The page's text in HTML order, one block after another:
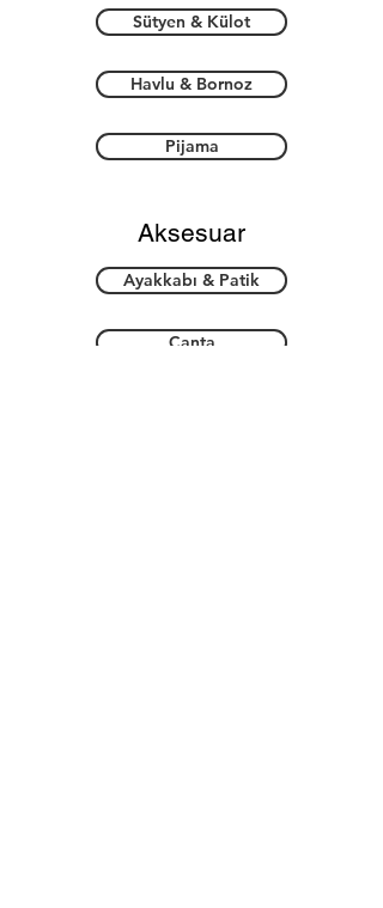
Sütyen & Külot
Havlu & Bornoz
Pijama
Aksesuar
Ayakkabı & Patik
Çanta